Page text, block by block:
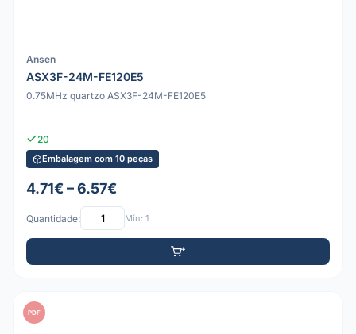
Ansen
ASX3F-24M-FE120E5
0.75MHz quartzo ASX3F-24M-FE120E5
20
Embalagem com 10 peças
4.71€ – 6.57€
Quantidade: Mín: 1
PDF